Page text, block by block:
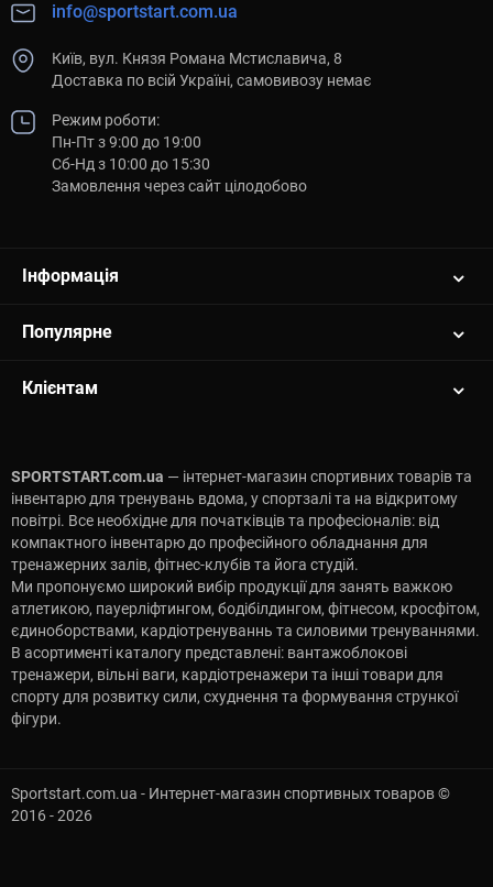
info@sportstart.com.ua
Київ, вул. Князя Романа Мстиславича, 8
Доставка по всій Україні, самовивозу немає
Режим роботи:
Пн-Пт з 9:00 до 19:00
Сб-Нд з 10:00 до 15:30
Замовлення через сайт цілодобово
Інформація
Популярне
Клієнтам
SPORTSTART.com.ua — інтернет-магазин спортивних товарів та
інвентарю для тренувань вдома, у спортзалі та на відкритому
повітрі. Все необхідне для початківців та професіоналів: від
компактного інвентарю до професійного обладнання для
тренажерних залів, фітнес-клубів та йога студій.
Ми пропонуємо широкий вибір продукції для занять важкою
атлетикою, пауерліфтингом, бодібілдингом, фітнесом, кросфітом,
єдиноборствами, кардіотренуваннь та силовими тренуваннями.
В асортименті каталогу представлені: вантажоблокові
тренажери, вільні ваги, кардіотренажери та інші товари для
спорту для розвитку сили, схуднення та формування стрункої
фігури.
Sportstart.com.ua - Интернет-магазин спортивных товаров ©
2016 - 2026